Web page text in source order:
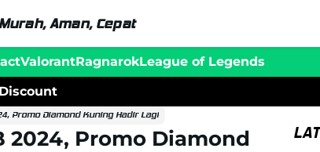
Aman, Cepat
ValorantRagnarokLeague of Legends
Promo Diamond Kuning Hadir Lagi
2024, Promo Diamond